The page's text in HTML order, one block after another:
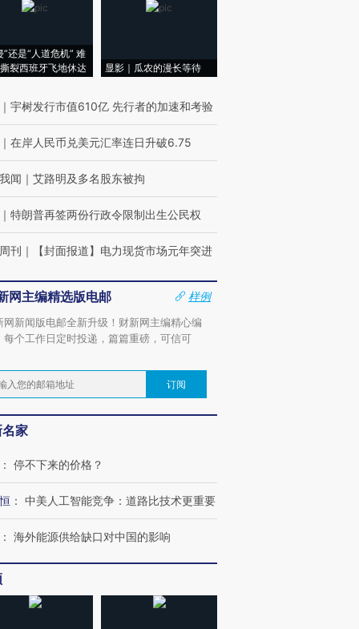
”还是“人道危机” 难
裂西班牙飞地休达
显影｜瓜农的漫长等待
｜ 宇树发行市值610亿 先行者的加速和考验
｜ 在岸人民币兑美元汇率连日升破6.75
闻 ｜ 艾路明及多名股东被拘
｜ 特朗普再签两份行政令限制出生公民权
刊 ｜ 【封面报道】电力现货市场元年突进
网主编精选版电邮
样例
网新闻版电邮全新升级！财新网主编精心编
每个工作日定时投递，篇篇重磅，可信可
订阅
家
： 停不下来的价格？
： 中美人工智能竞争：道路比技术更重要
： 海外能源供给缺口对中国的影响